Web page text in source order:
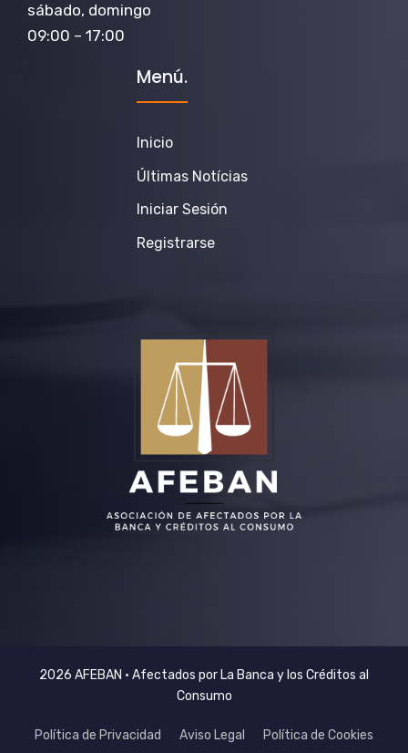
sábado, domingo
09:00 – 17:00
Menú.
Inicio
Últimas Notícias
Iniciar Sesión
Registrarse
2026 AFEBAN • Afectados por La Banca y los Créditos al
Consumo
Política de Privacidad Aviso Legal Política de Cookies